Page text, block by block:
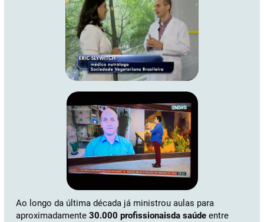
Ao longo da última década já ministrou aulas para
aproximadamente 30.000 profissionaisda saúde entre